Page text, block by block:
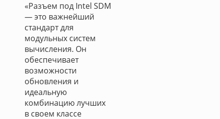
«Разъем под Intel SDM
— это важнейший
стандарт для
модульных систем
вычисления. Он
обеспечивает
возможности
обновления и
идеальную
комбинацию лучших
в своем классе